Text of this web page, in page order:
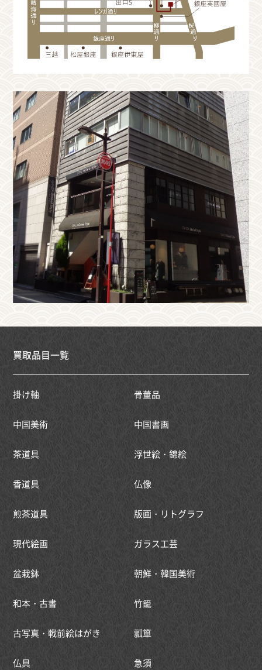
買取品目一覧
掛け軸 骨董品
中国美術 中国書画
茶道具 浮世絵・錦絵
香道具 仏像
煎茶道具 版画・リトグラフ
現代絵画 ガラス工芸
盆栽鉢 朝鮮・韓国美術
和本・古書 竹籠
古写真・戦前絵はがき 瓢箪
仏具 急須